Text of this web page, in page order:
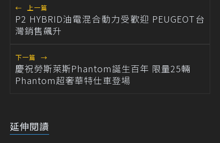
← 上一篇
P2 HYBRID油電混合動力受歡迎 PEUGEOT台
灣銷售飆升
下一篇 →
慶祝勞斯萊斯Phantom誕生百年 限量25輛
Phantom超奢華特仕車登場
延伸閱讀